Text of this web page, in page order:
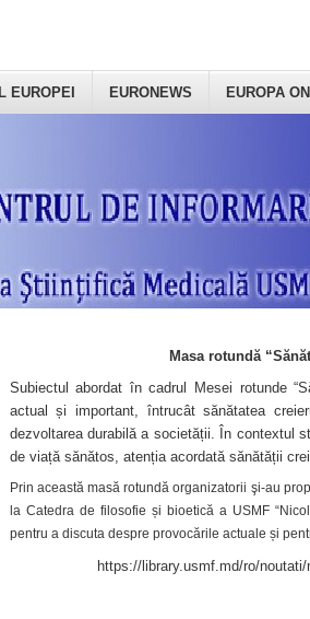
EUROPEI EURONEWS EUROPA
Masa rotundă
Subiectul abordat în cadrul Mesei rotunde
actual și important, întrucât sănătatea
dezvoltarea durabilă a societății. În contextul
de viață sănătos, atenția acordată sănătății
Prin această masă rotundă organizatorii şi-au
la Catedra de filosofie și bioetică a USMF
pentru a discuta despre provocările actuale și
https://library.usmf.md/ro/